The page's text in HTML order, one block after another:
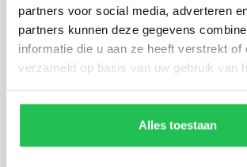
partners voor social media, adverteren
partners kunnen deze gegevens
informatie die u aan ze heeft verstrekt of
verzameld op basis van uw gebruik van
Alles toestaan
Audi Q4 Sportback e-tron
50 Quattro S-Line 77 kWh